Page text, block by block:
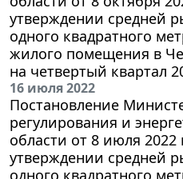
утверждении средней
одного квадратного
жилого помещения в
на четвертый квартал
16 июля 2022
Постановление
регулирования и
области от 8 июля 2022
утверждении средней
одного квадратного